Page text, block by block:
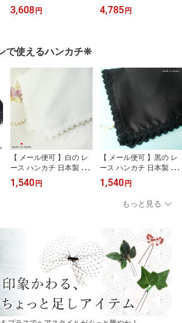
1mm 大粒パール 一連 ネ
ックレス 日本製 パール
イダルアクセサリー シン
プル 結婚式 披露宴 入学
式 卒業式 入園式 卒園式
大粒
3,608円
ックレス & ビジュー イ
ヤリング セット【 日本
4,785円
で使えるハンカチ❊
【 メール便可 】白の レ
ース ハンカチ 日本製 35
cm 白 無地 真っ白 ホワイ
ト srt001w 白いハンカチ
チ 冠婚葬祭 慶弔両用 レ
ディース 贈り物 かさば
1,540円
【 メール便可 】黒の レ
ース ハンカチ 日本製 35
cm 黒 無地 真っ黒 ブラッ
ク srt001b 黒いハンカチ
黒一色 レース 膝掛け ひ
ざかけ セレモニーハンカ
冠婚葬祭 レディース か
さばらない
1,540円
もっと見る